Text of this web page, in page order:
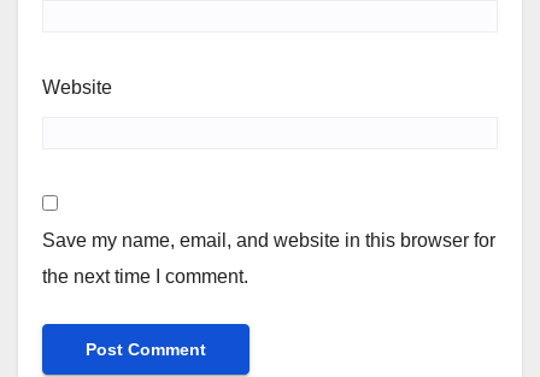
Website
Save my name, email, and website in this browser for
the next time I comment.